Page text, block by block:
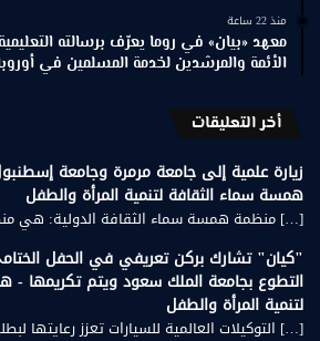
منذ 22 ساعة
معهد «بيان» في روما يعرّف برسالته
الأئمة والمرشدين لخدمة المسلمين في
أخر التعليقات
همسة سماء الثقافة لتنمية المرأة والطفل
[…] منظمة همسة سماء الثقافة الدولية: هي
"كيان" تشارك بركن تعريفي في الحفل
التطوع بجامعة الملك سعود ويتم تكريمها -
لتنمية المرأة والطفل
[…] التوكيلات العالمية للسيارات تعزز رعايتها